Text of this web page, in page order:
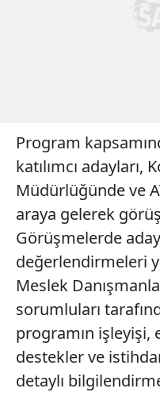
Program
katılımcı adayları,
Müdürlüğünde ve
araya gelerek
Görüşmelerde
değerlendirmeleri
Meslek
sorumluları
programın işleyişi,
destekler ve
detaylı